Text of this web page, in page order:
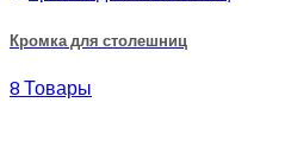
Кромка для столешниц
8 Товары